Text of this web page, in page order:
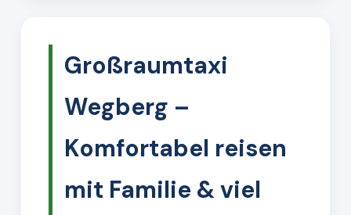
Großraumtaxi
Wegberg –
Komfortabel reisen
mit Familie & viel